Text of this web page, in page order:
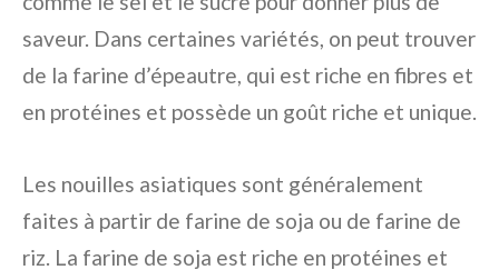
saveur. Dans certaines variétés, on peut trouver
de la farine d’épeautre, qui est riche en fibres et
en protéines et possède un goût riche et unique.
Les nouilles asiatiques sont généralement
faites à partir de farine de soja ou de farine de
riz. La farine de soja est riche en protéines et